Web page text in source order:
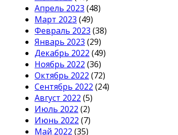
Апрель 2023 (48)
Март 2023 (49)
Февраль 2023 (38)
Январь 2023 (29)
Декабрь 2022 (49)
Ноябрь 2022 (36)
Октябрь 2022 (72)
Сентябрь 2022 (24)
Август 2022 (5)
Июль 2022 (2)
Июнь 2022 (7)
Май 2022 (35)